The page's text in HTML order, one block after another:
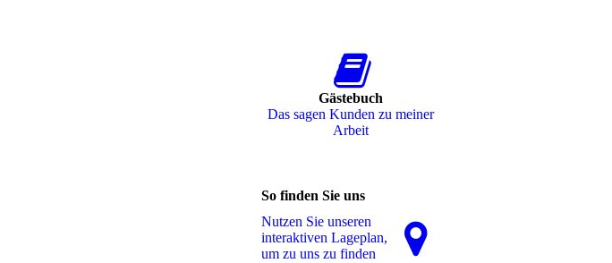
Gästebuch
Das sagen Kunden zu meiner
Arbeit
So finden Sie uns
Nutzen Sie unseren
interaktiven La­ge­plan,
um zu uns zu finden